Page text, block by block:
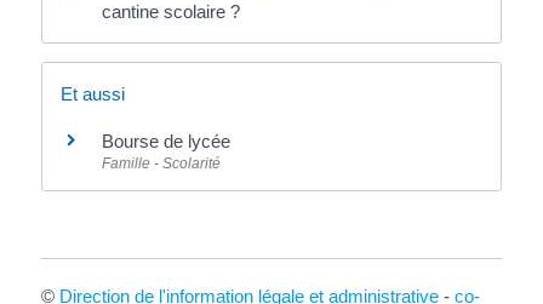
cantine scolaire ?
Et aussi
Bourse de lycée
Famille - Scolarité
© Direction de l'information légale et administrative- co-